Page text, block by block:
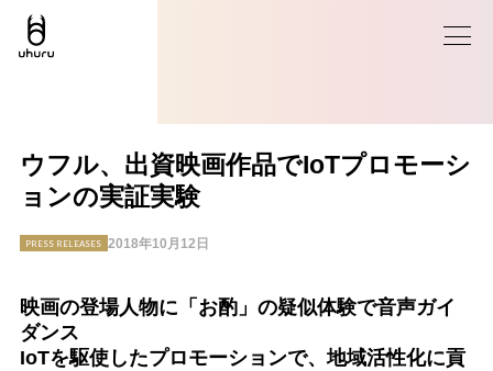
ウフル、出資映画作品でIoTプロモーシ
ョンの実証実験
PRESS RELEASES 2018年10月12日
映画の登場人物に「お酌」の疑似体験で音声ガイ
ダンス
IoTを駆使したプロモーションで、地域活性化に貢